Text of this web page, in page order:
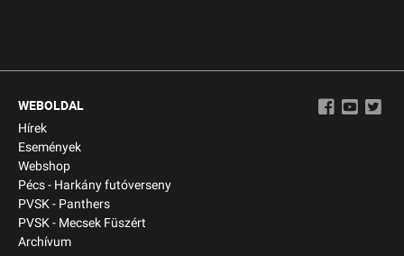
WEBOLDAL
Hírek
Események
Webshop
Pécs - Harkány futóverseny
PVSK - Panthers
PVSK - Mecsek Füszért
Archívum